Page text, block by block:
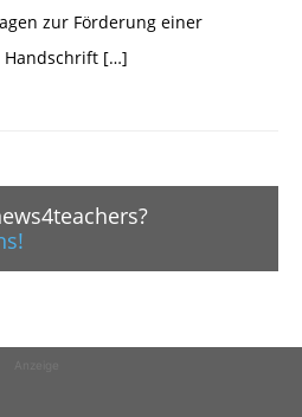
zur Förderung einer
Handschrift […]